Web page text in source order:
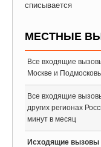
списывается
МЕСТНЫЕ
Все входящие
Москве и
Все входящие
других регионах
минут в месяц
Исходящие вызовы